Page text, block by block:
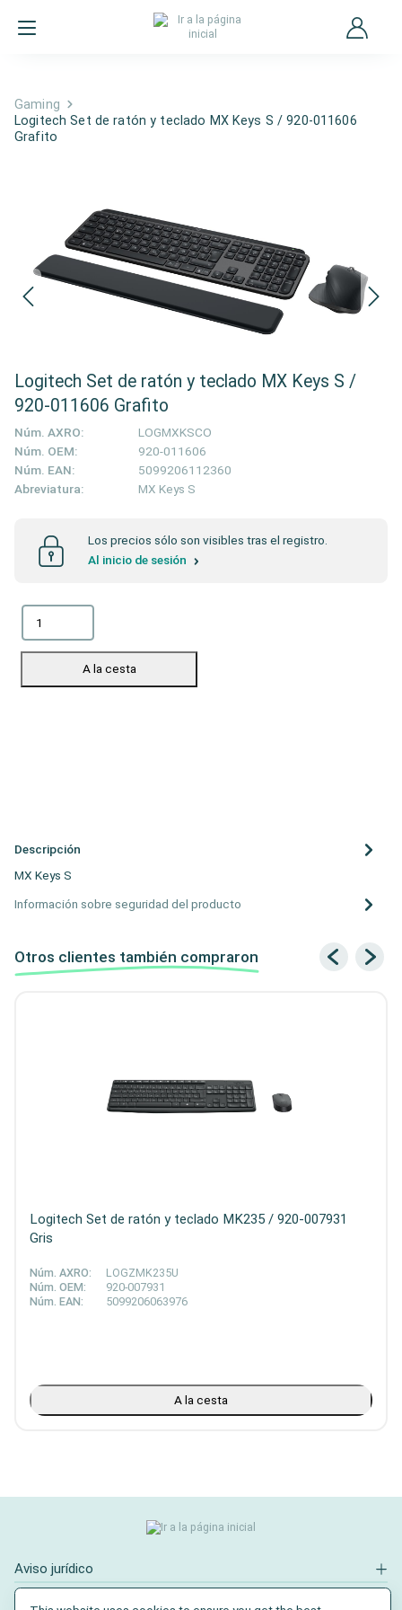
Gaming
Logitech Set de ratón y teclado MX Keys S / 920-011606
Grafito
Logitech Set de ratón y teclado MX Keys S /
920-011606 Grafito
Núm. AXRO:
LOGMXKSCO
Núm. OEM:
920-011606
Núm. EAN:
5099206112360
Abreviatura:
MX Keys S
Los precios sólo son visibles tras el registro.
Al inicio de sesión
A la cesta
Descripción
MX Keys S
Información sobre seguridad del producto
Otros clientes también compraron
Logitech Set de ratón y teclado MK235 / 920-007931
Gris
Núm. AXRO:
LOGZMK235U
Núm. OEM:
920-007931
Núm. EAN:
5099206063976
A la cesta
Aviso jurídico
Contacto